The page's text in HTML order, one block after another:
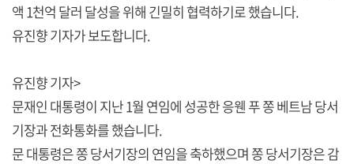
액 1천억 달러 달성을 위해 긴밀히 협력하기로 했습니다.
유진향 기자가 보도합니다.
유진향 기자>
문재인 대통령이 지난 1월 연임에 성공한 응웬 푸 쫑 베트남 당서
기장과 전화통화를 했습니다.
문 대통령은 쫑 당서기장의 연임을 축하했으며 쫑 당서기장은 감